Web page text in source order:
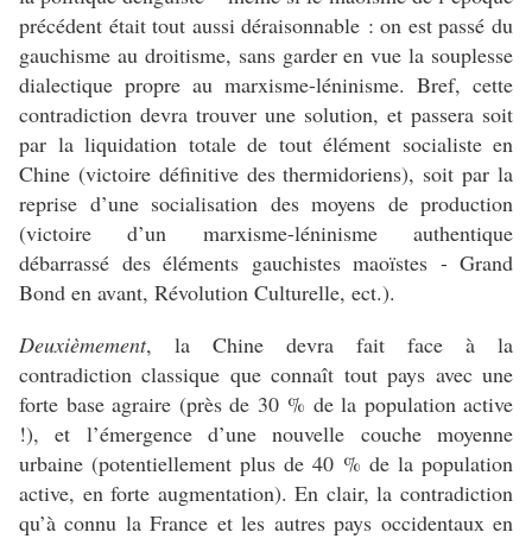
précédent était tout aussi déraisonnable : on est passé du
gauchisme au droitisme, sans garder en vue la souplesse
dialectique propre au marxisme-léninisme. Bref, cette
contradiction devra trouver une solution, et passera soit
par la liquidation totale de tout élément socialiste en
Chine (victoire définitive des thermidoriens), soit par la
reprise d’une socialisation des moyens de production
(victoire d’un marxisme-léninisme authentique
débarrassé des éléments gauchistes maoïstes - Grand
Bond en avant, Révolution Culturelle, ect.).
Deuxièmement, la Chine devra fait face à la
contradiction classique que connaît tout pays avec une
forte base agraire (près de 30 % de la population active
!), et l’émergence d’une nouvelle couche moyenne
urbaine (potentiellement plus de 40 % de la population
active, en forte augmentation). En clair, la contradiction
qu’à connu la France et les autres pays occidentaux en